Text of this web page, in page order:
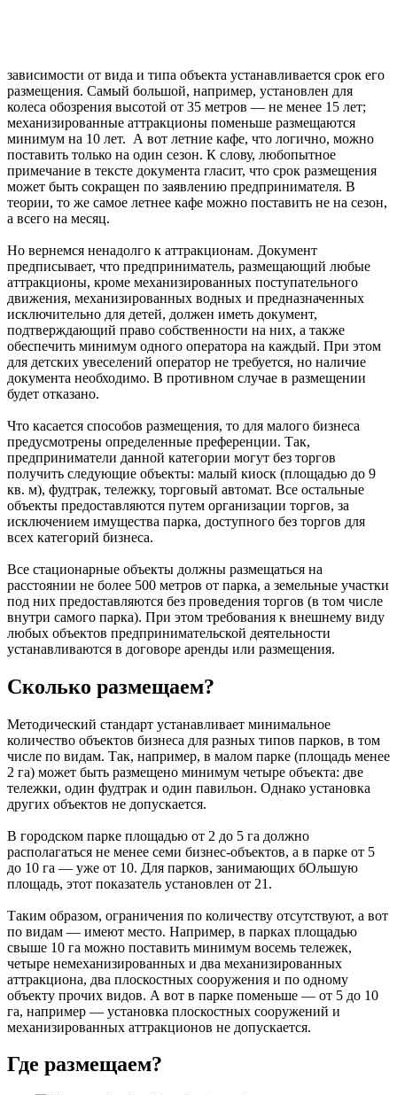
зависимости от вида и типа объекта устанавливается срок его
размещения. Самый большой, например, установлен для
колеса обозрения высотой от 35 метров — не менее 15 лет;
механизированные аттракционы поменьше размещаются
минимум на 10 лет. А вот летние кафе, что логично, можно
поставить только на один сезон. К слову, любопытное
примечание в тексте документа гласит, что срок размещения
может быть сокращен по заявлению предпринимателя. В
теории, то же самое летнее кафе можно поставить не на сезон,
а всего на месяц.
Но вернемся ненадолго к аттракционам. Документ
предписывает, что предприниматель, размещающий любые
аттракционы, кроме механизированных поступательного
движения, механизированных водных и предназначенных
исключительно для детей, должен иметь документ,
подтверждающий право собственности на них, а также
обеспечить минимум одного оператора на каждый. При этом
для детских увеселений оператор не требуется, но наличие
документа необходимо. В противном случае в размещении
будет отказано.
Что касается способов размещения, то для малого бизнеса
предусмотрены определенные преференции. Так,
предприниматели данной категории могут без торгов
получить следующие объекты: малый киоск (площадью до 9
кв. м), фудтрак, тележку, торговый автомат. Все остальные
объекты предоставляются путем организации торгов, за
исключением имущества парка, доступного без торгов для
всех категорий бизнеса.
Все стационарные объекты должны размещаться на
расстоянии не более 500 метров от парка, а земельные участки
под них предоставляются без проведения торгов (в том числе
внутри самого парка). При этом требования к внешнему виду
любых объектов предпринимательской деятельности
устанавливаются в договоре аренды или размещения.
Сколько размещаем?
Методический стандарт устанавливает минимальное
количество объектов бизнеса для разных типов парков, в том
числе по видам. Так, например, в малом парке (площадь менее
2 га) может быть размещено минимум четыре объекта: две
тележки, один фудтрак и один павильон. Однако установка
других объектов не допускается.
В городском парке площадью от 2 до 5 га должно
располагаться не менее семи бизнес-объектов, а в парке от 5
до 10 га — уже от 10. Для парков, занимающих бОльшую
площадь, этот показатель установлен от 21.
Таким образом, ограничения по количеству отсутствуют, а вот
по видам — имеют место. Например, в парках площадью
свыше 10 га можно поставить минимум восемь тележек,
четыре немеханизированных и два механизированных
аттракциона, два плоскостных сооружения и по одному
объекту прочих видов. А вот в парке поменьше — от 5 до 10
га, например — установка плоскостных сооружений и
механизированных аттракционов не допускается.
Где размещаем?